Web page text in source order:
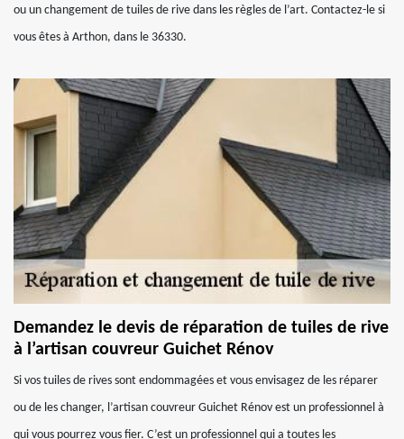
ou un changement de tuiles de rive dans les règles de l’art. Contactez-le si
vous êtes à Arthon, dans le 36330.
Demandez le devis de réparation de tuiles de rive
à l’artisan couvreur Guichet Rénov
Si vos tuiles de rives sont endommagées et vous envisagez de les réparer
ou de les changer, l’artisan couvreur Guichet Rénov est un professionnel à
qui vous pourrez vous fier. C’est un professionnel qui a toutes les